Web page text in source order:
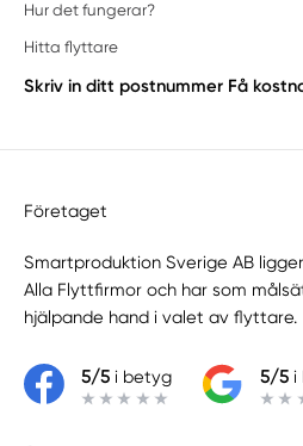
Hur det fungerar?
Hitta flyttare
Skriv in ditt postnummer Få
Företaget
Smartproduktion Sverige AB
Alla Flyttfirmor och har som
hjälpande hand i valet av flyttare.
5/5i betyg 5/5i